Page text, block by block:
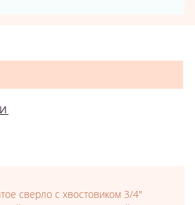
сверло с хвостовиком 3/4"